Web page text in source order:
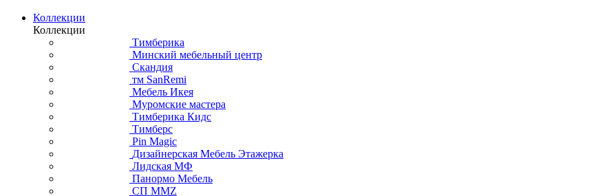
Коллекции
Коллекции
Тимберика
Минский мебельный центр
Скандия
тм SanRemi
Мебель Икея
Муромские мастера
Тимберика Кидс
Тимберс
Pin Magic
Дизайнерская Мебель Этажерка
Лидская МФ
Панормо Мебель
СП ММZ